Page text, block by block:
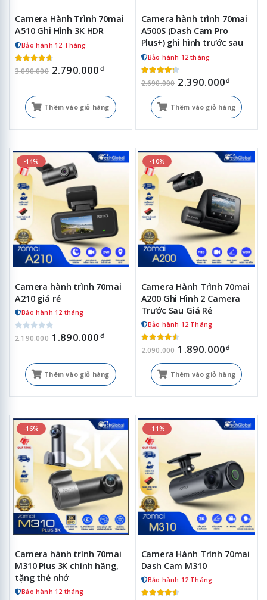
Camera Hành Trình 70mai
A510 Ghi Hình 3K HDR
Bảo hành 12 Tháng
3.090.000 2.790.000 đ
Thêm vào giỏ hàng
Camera hành trình 70mai
A500S (Dash Cam Pro
Plus+) ghi hình trước sau
Bảo hành 12 tháng
2.690.000 2.390.000đ
Thêm vào giỏ hàng
-14%
Camera hành trình 70mai
A210 giá rẻ
Bảo hành 12 tháng
2.190.000 1.890.000 đ
Thêm vào giỏ hàng
-10%
Camera Hành Trình 70mai
A200 Ghi Hình 2 Camera
Trước Sau Giá Rẻ
Bảo hành 12 Tháng
2.090.000 1.890.000đ
Thêm vào giỏ hàng
-16%
Camera hành trình 70mai
M310 Plus 3K chính hãng,
tặng thẻ nhớ
Bảo hành 12 tháng
-11%
Camera Hành Trình 70mai
Dash Cam M310
Bảo hành 12 Tháng